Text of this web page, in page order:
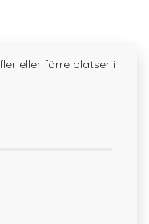
eller färre platser i